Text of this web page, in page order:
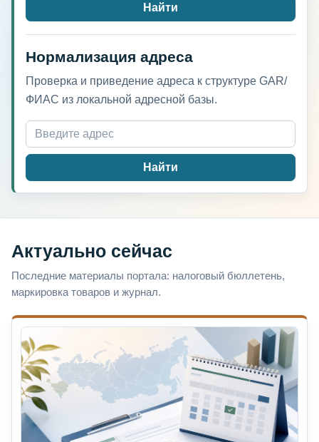
Найти
Нормализация адреса
Проверка и приведение адреса к структуре GAR/
ФИАС из локальной адресной базы.
Найти
Актуально сейчас
Последние материалы портала: налоговый бюллетень,
маркировка товаров и журнал.